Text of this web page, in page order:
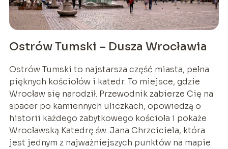
Ostrów Tumski – Dusza Wrocławia
Ostrów Tumski to najstarsza część miasta, pełna
pięknych kościołów i katedr. To miejsce, gdzie
Wrocław się narodził. Przewodnik zabierze Cię na
spacer po kamiennych uliczkach, opowiedzą o
historii każdego zabytkowego kościoła i pokaże
Wrocławską Katedrę św. Jana Chrzciciela, która
jest jednym z najważniejszych punktów na mapie